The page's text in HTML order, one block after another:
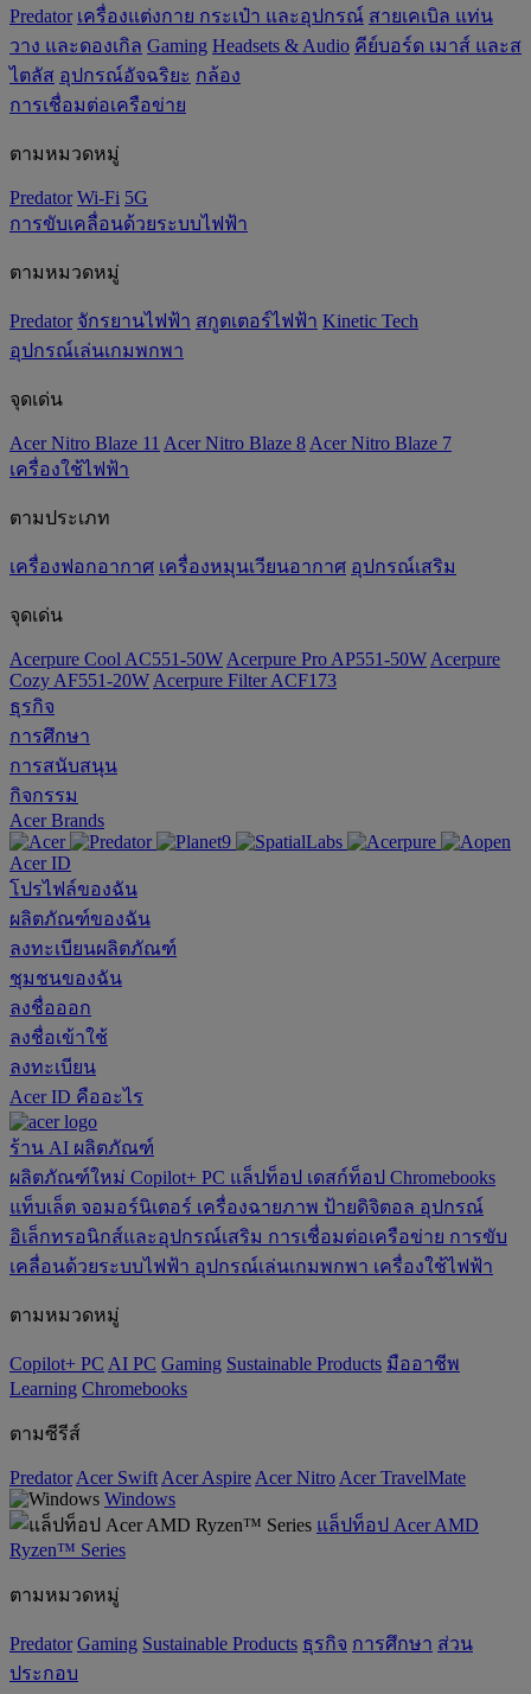
Predator เครื่องแต่งกาย กระเป๋า และอุปกรณ์ สายเคเบิล แท่น
วาง และดองเกิล Gaming ‌Headsets & Audio คีย์บอร์ด เมาส์ และส
ไตลัส อุปกรณ์อัจฉริยะ กล้อง
การเชื่อมต่อเครือข่าย
ตามหมวดหมู่
Predator Wi-Fi 5G
การขับเคลื่อนด้วยระบบไฟฟ้า
ตามหมวดหมู่
Predator จักรยานไฟฟ้า สกูตเตอร์ไฟฟ้า Kinetic Tech
อุปกรณ์เล่นเกมพกพา
จุดเด่น
Acer Nitro Blaze 11 Acer Nitro Blaze 8 Acer Nitro Blaze 7
เครื่องใช้ไฟฟ้า
ตามประเภท
เครื่องฟอกอากาศ เครื่องหมุนเวียนอากาศ อุปกรณ์เสริม
จุดเด่น
Acerpure Cool AC551-50W Acerpure Pro AP551-50W Acerpure
Cozy AF551-20W Acerpure Filter ACF173
ธุรกิจ
การศึกษา
การสนับสนุน
กิจกรรม
Acer Brands
Acer ID
โปรไฟล์ของฉัน
ผลิตภัณฑ์ของฉัน
ลงทะเบียนผลิตภัณฑ์
ชุมชนของฉัน
ลงชื่อออก
ลงชื่อเข้าใช้
ลงทะเบียน
Acer ID คืออะไร
ร้าน AI ผลิตภัณฑ์
ผลิตภัณฑ์ใหม่ Copilot+ PC แล็ปท็อป เดสก์ท็อป Chromebooks
แท็บเล็ต จอมอร์นิเตอร์ เครื่องฉายภาพ ป้ายดิจิตอล อุปกรณ์
อิเล็กทรอนิกส์และอุปกรณ์เสริม การเชื่อมต่อเครือข่าย การขับ
เคลื่อนด้วยระบบไฟฟ้า อุปกรณ์เล่นเกมพกพา เครื่องใช้ไฟฟ้า
ตามหมวดหมู่
Copilot+ PC AI PC Gaming ‌Sustainable Products มืออาชีพ
‌Learning Chromebooks
ตามซีรีส์
Predator Acer Swift Acer Aspire Acer Nitro Acer TravelMate
Windows
แล็ปท็อป Acer AMD
Ryzen™ Series
ตามหมวดหมู่
Predator Gaming ‌Sustainable Products ธุรกิจ การศึกษา ส่วน
ประกอบ